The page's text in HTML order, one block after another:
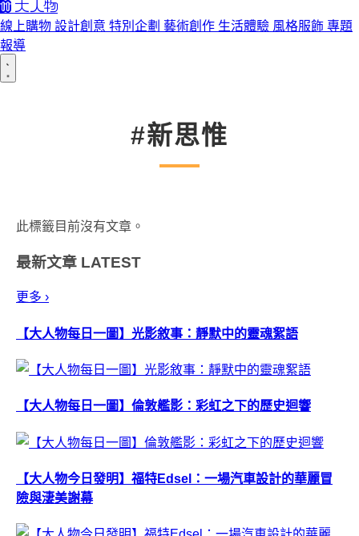
線上購物 設計創意 特別企劃 藝術創作 生活體驗 風格服飾 專題
報導
#新思惟
此標籤目前沒有文章。
最新文章 LATEST
更多 ›
【大人物每日一圖】光影敘事：靜默中的靈魂絮語
【大人物每日一圖】倫敦艦影：彩虹之下的歷史迴響
【大人物今日發明】福特Edsel：一場汽車設計的華麗冒
險與淒美謝幕